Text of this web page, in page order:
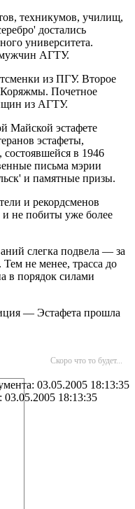
техникумов, училищ,
достались
университета.
мужчин АГТУ.
из ПГУ. Второе
Коряжмы. Почетное
из АГТУ.
Майской эстафете
эстафеты,
в 1946
письма мэрии
и памятные призы.
и рекордсменов
не побиты уже более
слегка подвела — за
не менее, трасса до
в порядок силами
— Эстафета прошла
Скоро что то будет...
03.05.2005 18:13:35
03.05.2005 18:13:35